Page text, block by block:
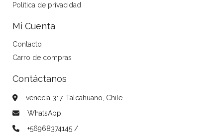
Política de privacidad
Mi Cuenta
Contacto
Carro de compras
Contáctanos
venecia 317, Talcahuano, Chile
WhatsApp
+56968374145 /